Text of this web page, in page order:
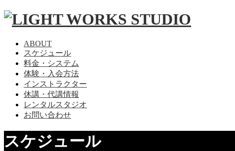
ABOUT
スケジュール
料金・システム
体験・入会方法
インストラクター
休講・代講情報
レンタルスタジオ
お問い合わせ
スケジュール